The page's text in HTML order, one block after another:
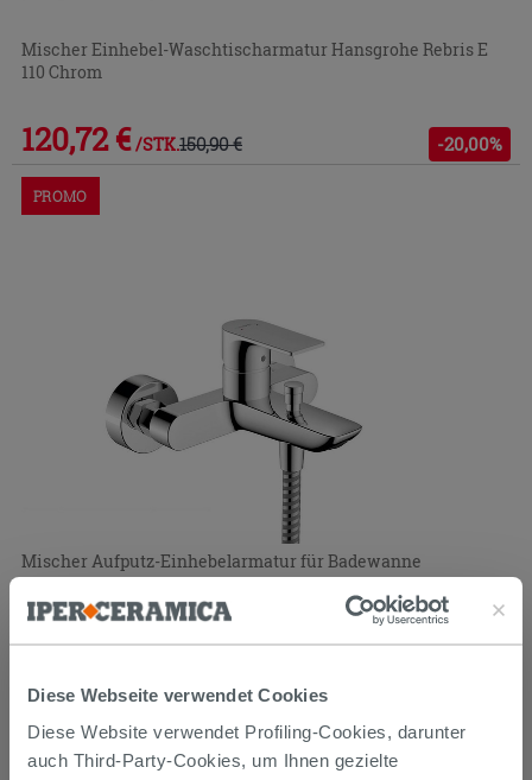
Diese Webseite verwendet Cookies
Diese Website verwendet Profiling-Cookies, darunter
auch Third-Party-Cookies, um Ihnen gezielte
Mischer Einhebel-Waschtischarmatur Hansgrohe Rebris E
110 Chrom
120,72 € /STK.150,90 € -20,00%
PROMO
Mischer Aufputz-Einhebelarmatur für Badewanne
Hansgrohe Rebris E Chrom
139,92 €
Im Geschäft oder über den Kundenservice bestellbar
PROMO